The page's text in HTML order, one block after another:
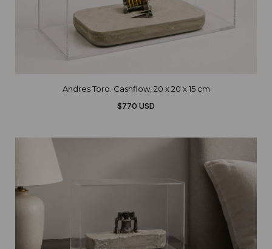
Andres Toro. Cashflow, 20 x 20 x 15 cm
$770 USD